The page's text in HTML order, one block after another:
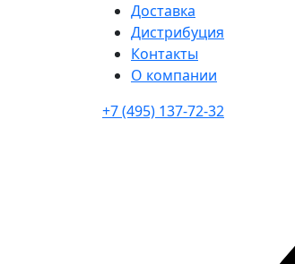
Доставка
Дистрибуция
Контакты
О компании
+7 (495) 137-72-32